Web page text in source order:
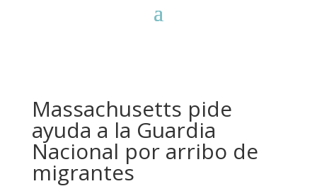
Massachusetts pide
ayuda a la Guardia
Nacional por arribo de
migrantes